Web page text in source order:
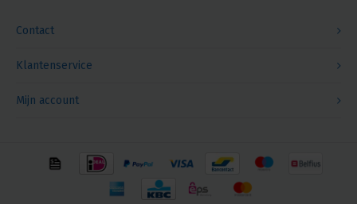
Contact
Klantenservice
Mijn account